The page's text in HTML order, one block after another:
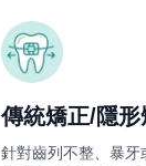
傳統矯正/隱形
針對齒列不整、暴